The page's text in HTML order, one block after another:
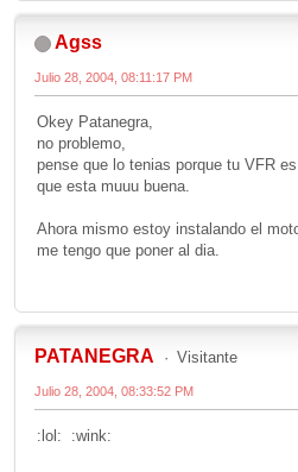
Agss
Julio 28, 2004, 08:11:17 PM
Okey Patanegra,
no problemo,
pense que lo tenias porque tu VFR
que esta muuu buena.
Ahora mismo estoy instalando el
me tengo que poner al dia.
PATANEGRA Visitante
Julio 28, 2004, 08:33:52 PM
:lol: :wink: